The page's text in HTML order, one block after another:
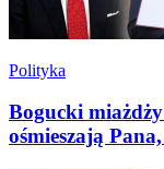
Polityka
Bogucki
ośmieszają